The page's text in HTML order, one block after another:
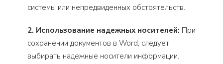
системы или непредвиденных обстоятельств.
2. Использование надежных носителей: При
сохранении документов в Word, следует
выбирать надежные носители информации.